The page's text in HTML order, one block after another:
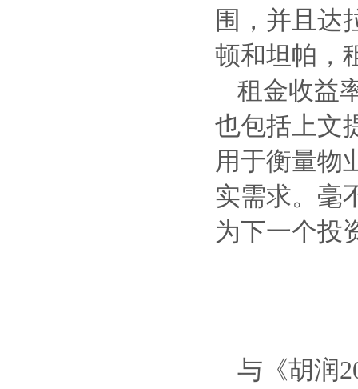
围，并且达
顿和坦帕，
租金收益
也包括上文
用于衡量物
实需求。毫
为下一个投
与《胡润